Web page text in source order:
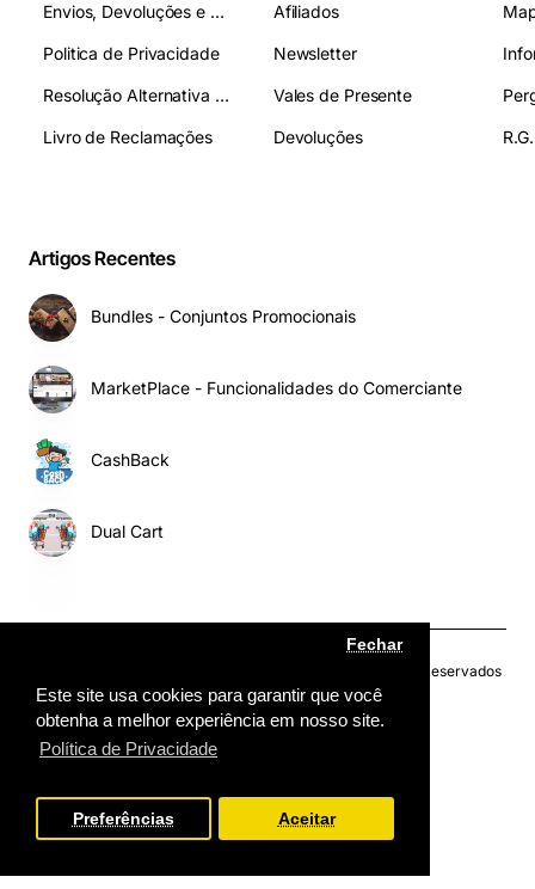
Este site usa cookies para garantir que você
obtenha a melhor experiência em nosso site.
Política de Privacidade
Fechar
Preferências Aceitar
Envios, Devoluções e Pagamentos
Politica de Privacidade
Resolução Alternativa de Litígios
Livro de Reclamações
Afiliados
Newsletter
Vales de Presente
Devoluções
Artigos Recentes
Bundles - Conjuntos Promocionais
MarketPlace - Funcionalidades do Comerciante
CashBack
Dual Cart
Copyright © 2024, My MarketPlace, Todos os Direitos Reservados
Options
Product Filter